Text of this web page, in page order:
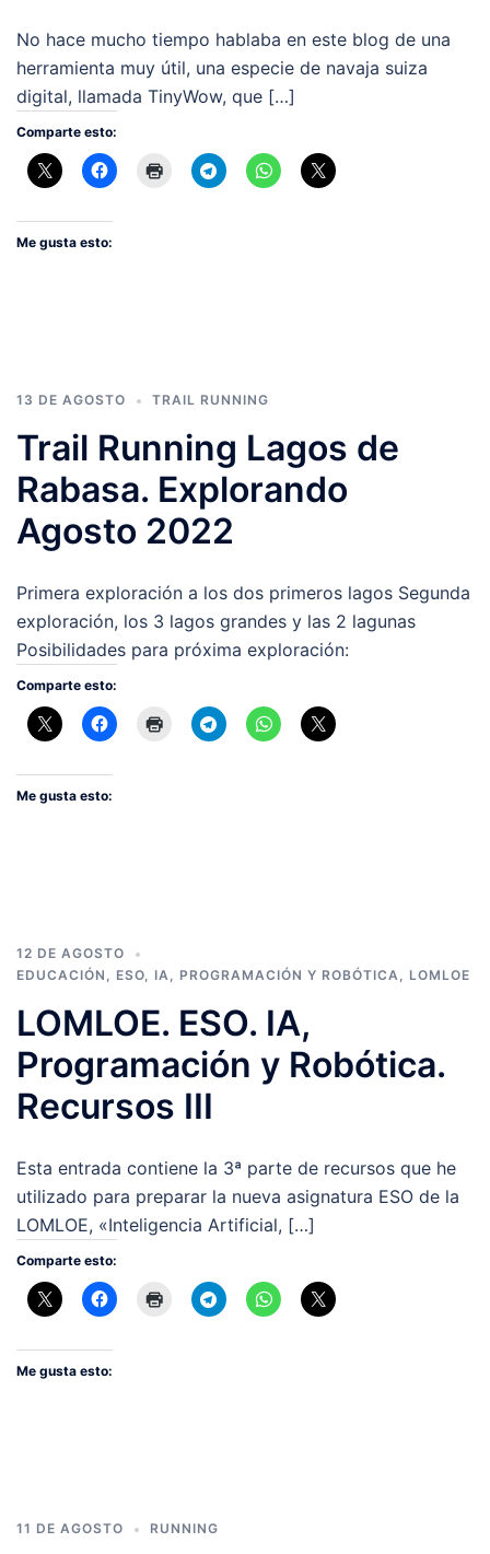
No hace mucho tiempo hablaba en este blog de una
herramienta muy útil, una especie de navaja suiza
digital, llamada TinyWow, que […]
Comparte esto:
Me gusta esto:
13 DE AGOSTO TRAIL RUNNING
Trail Running Lagos de
Rabasa. Explorando
Agosto 2022
Primera exploración a los dos primeros lagos Segunda
exploración, los 3 lagos grandes y las 2 lagunas
Posibilidades para próxima exploración:
Comparte esto:
Me gusta esto:
12 DE AGOSTO
EDUCACIÓN , ESO, IA, PROGRAMACIÓN Y ROBÓTICA, LOMLOE
LOMLOE. ESO. IA,
Programación y Robótica.
Recursos III
Esta entrada contiene la 3ª parte de recursos que he
utilizado para preparar la nueva asignatura ESO de la
LOMLOE, «Inteligencia Artificial, […]
Comparte esto:
Me gusta esto:
11 DE AGOSTO RUNNING